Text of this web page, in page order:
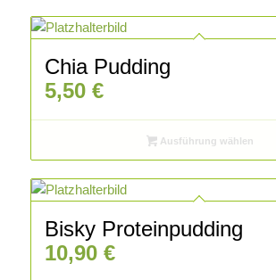
Chia Pudding
5,50 €
Ausführung wählen
Bisky Proteinpudding
10,90 €